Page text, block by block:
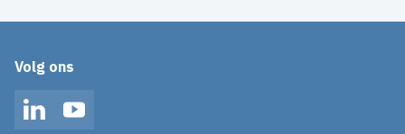
Volg ons
LinkedInYouTube